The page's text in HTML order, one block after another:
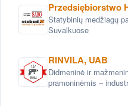
Przedsiębiorstwo
Statybinių medžiagų
Suvalkuose
RINVILA, UAB
Didmeninė ir
pramoninėmis –